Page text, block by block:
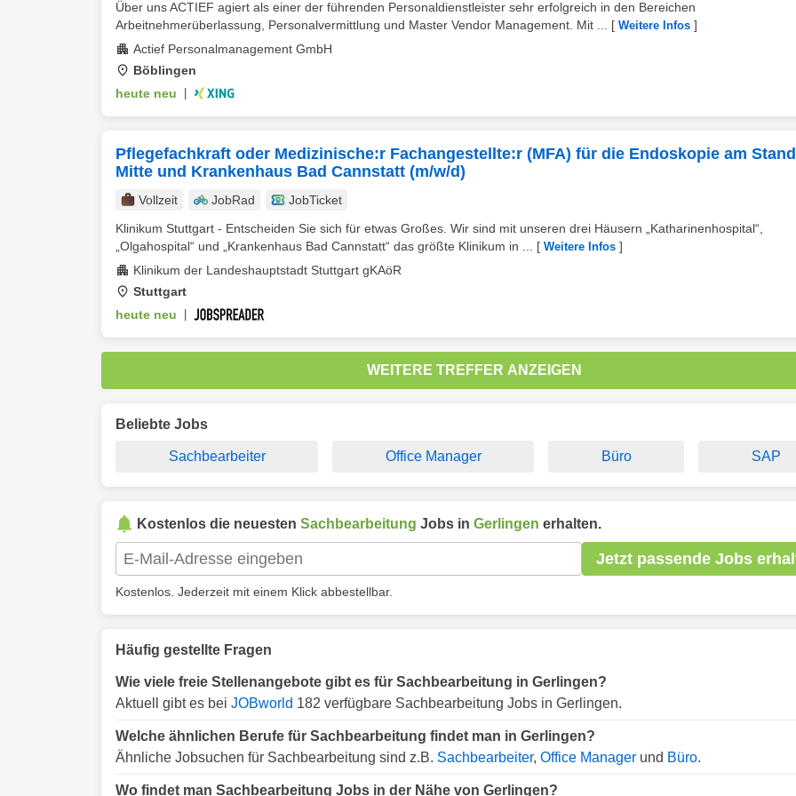
Über uns ACTIEF agiert als einer der führenden Personaldienstleister sehr erfolgreich in den Bereichen
Arbeitnehmerüberlassung, Personalvermittlung und Master Vendor Management. Mit ...
[ Weitere Infos ]
Actief Personalmanagement GmbH
Böblingen
heute neu
Pflegefachkraft oder Medizinische:r Fachangestellte:r (MFA) für die Endoskopie am
Mitte und Krankenhaus Bad Cannstatt (m/w/d)
Vollzeit JobRad
JobTicket
Klinikum Stuttgart - Entscheiden Sie sich für etwas Großes. Wir sind mit unseren drei Häusern „Katharinenhospital“,
„Olgahospital“ und „Krankenhaus Bad Cannstatt“ das größte Klinikum in ...
[ Weitere Infos ]
Klinikum der Landeshauptstadt Stuttgart gKAöR
Stuttgart
heute neu
WEITERE TREFFER ANZEIGEN
Beliebte Jobs
Sachbearbeiter Office Manager Büro SAP
Kostenlos die neuesten Sachbearbeitung Jobs in Gerlingen erhalten.
Jetzt passende Jobs
Kostenlos. Jederzeit mit einem Klick abbestellbar.
Häufig gestellte Fragen
Wie viele freie Stellenangebote gibt es für Sachbearbeitung in Gerlingen?
Aktuell gibt es bei JOBworld 182 verfügbare Sachbearbeitung Jobs in Gerlingen.
Welche ähnlichen Berufe für Sachbearbeitung findet man in Gerlingen?
Ähnliche Jobsuchen für Sachbearbeitung sind z.B. Sachbearbeiter, Office Manager und Büro.
Wo findet man Sachbearbeitung Jobs in der Nähe von Gerlingen?